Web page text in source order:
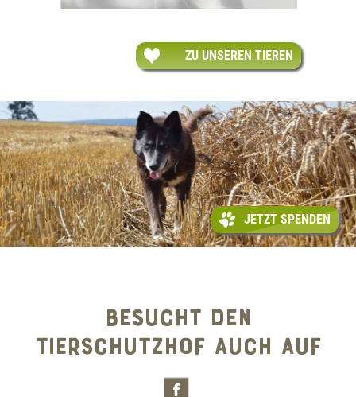
ZU UNSEREN TIEREN
JETZT SPENDEN
BESUCHT DEN
TIERSCHUTZHOF AUCH AUF